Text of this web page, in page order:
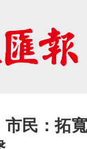
市民：拓